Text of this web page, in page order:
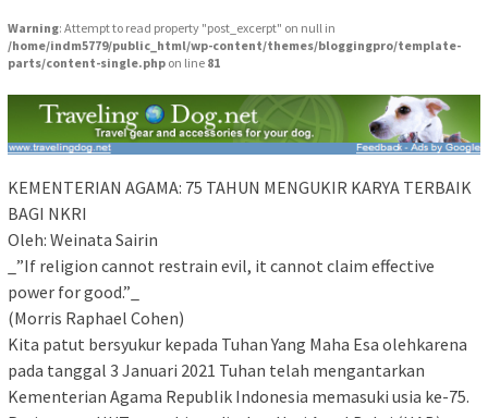
Warning: Attempt to read property "post_excerpt" on null in
/home/indm5779/public_html/wp-content/themes/bloggingpro/template-
parts/content-single.php on line 81
KEMENTERIAN AGAMA: 75 TAHUN MENGUKIR KARYA TERBAIK
BAGI NKRI
Oleh: Weinata Sairin
_”If religion cannot restrain evil, it cannot claim effective
power for good.”_
(Morris Raphael Cohen)
Kita patut bersyukur kepada Tuhan Yang Maha Esa olehkarena
pada tanggal 3 Januari 2021 Tuhan telah mengantarkan
Kementerian Agama Republik Indonesia memasuki usia ke-75.